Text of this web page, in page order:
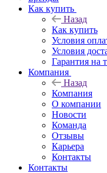
Как купить
Назад
Как купить
Условия
Условия
Гарантия на
Компания
Назад
Компания
О компании
Новости
Команда
Отзывы
Карьера
Контакты
Контакты